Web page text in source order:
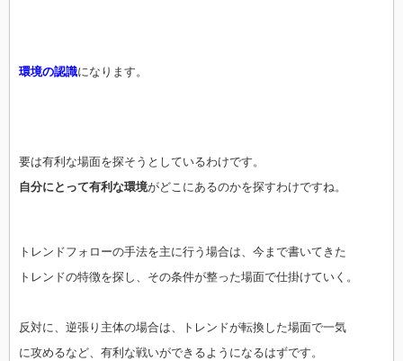
環境の認識になります。
要は有利な場面を探そうとしているわけです。
自分にとって有利な環境がどこにあるのかを探すわけですね。
トレンドフォローの手法を主に行う場合は、今まで書いてきた
トレンドの特徴を探し、その条件が整った場面で仕掛けていく。
反対に、逆張り主体の場合は、トレンドが転換した場面で一気
に攻めるなど、有利な戦いができるようになるはずです。